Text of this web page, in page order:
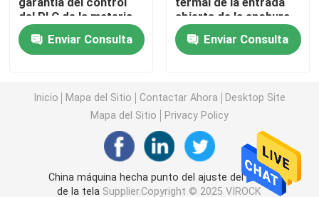
máquina del stenter de la tela
Aprestadora de la materia textil
Impresora rotatoria de la pantalla
Máquina del vapor del lazo
Relaje una máquina más seca
del PLC de la materia
textil de la máquina de
Stenter 1 año
Enviar Consulta
abierta de la anchura
de la máquina de
Stenter del aire
caliente
Enviar Consulta
Inicio Mapa del Sitio Contactar Ahora
Desktop Site
Mapa del Sitio
Privacy Policy
China máquina hecha punto del ajuste del calor
de la tela Supplier.Copyright © 2025 VIROCK